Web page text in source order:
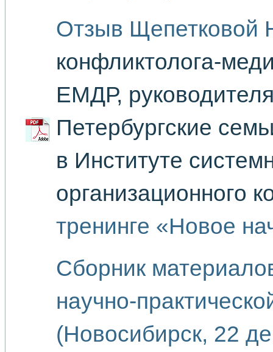
Отзыв Щепетковой
конфликтолога-
ЕМДР,
Петербургские
в Институте
организационного
тренинге «Новое
Сборник
научно-
(Новосибирск, 22